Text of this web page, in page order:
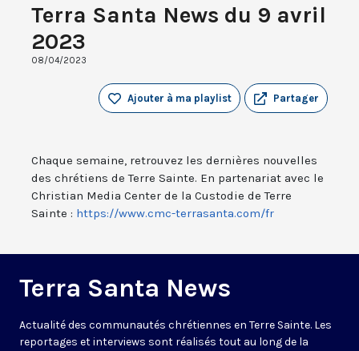
Terra Santa News du 9 avril
2023
08/04/2023
Partager
Ajouter à ma playlist
Chaque semaine, retrouvez les dernières nouvelles
des chrétiens de Terre Sainte. En partenariat avec le
Christian Media Center de la Custodie de Terre
Sainte : https://www.cmc-terrasanta.com/fr
Terra Santa News
Actualité des communautés chrétiennes en Terre Sainte. Les
reportages et interviews sont réalisés tout au long de la